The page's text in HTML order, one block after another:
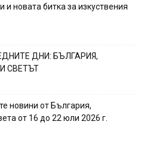
и новата битка за изкуствения
ДНИ: БЪЛГАРИЯ,
СВЕТЪТ
новини от България,
от 16 до 22 юли 2026 г.